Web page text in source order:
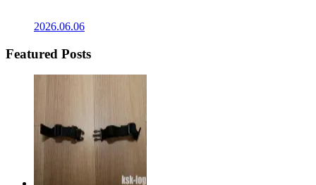
2026.06.06
Featured Posts